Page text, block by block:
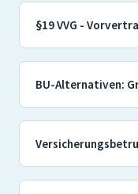
§19 VVG -
BU-Alternativen: